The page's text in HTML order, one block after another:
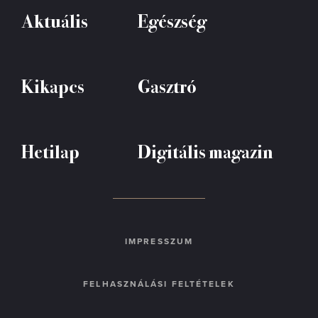
Aktuális Egészség
Kikapcs Gasztró
Hetilap Digitális magazin
IMPRESSZUM
FELHASZNÁLÁSI FELTÉTELEK